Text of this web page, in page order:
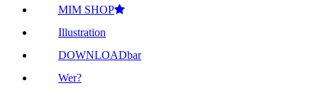
MIM SHOP
Illustration
DOWNLOADbar
Wer?